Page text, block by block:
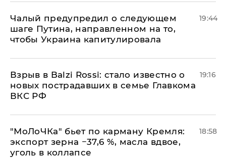
Чалый предупредил о следующем
шаге Путина, направленном на то,
чтобы Украина капитулировала
19:44
Взрыв в Balzi Rossi: стало известно о
новых пострадавших в семье Главкома
ВКС РФ
19:16
​"МоЛоЧКа" бьет по карману Кремля:
экспорт зерна −37,6 %, масла вдвое,
уголь в коллапсе
18:58